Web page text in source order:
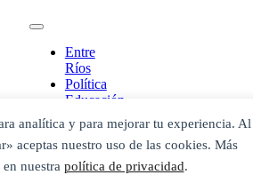
analítica y para mejorar tu experiencia. Al
aceptas nuestro uso de las cookies. Más
nuestra política de privacidad.
Entre
Ríos
Política
Educación
Legislaltura
Economía
Judiciales
Salud
Buscar